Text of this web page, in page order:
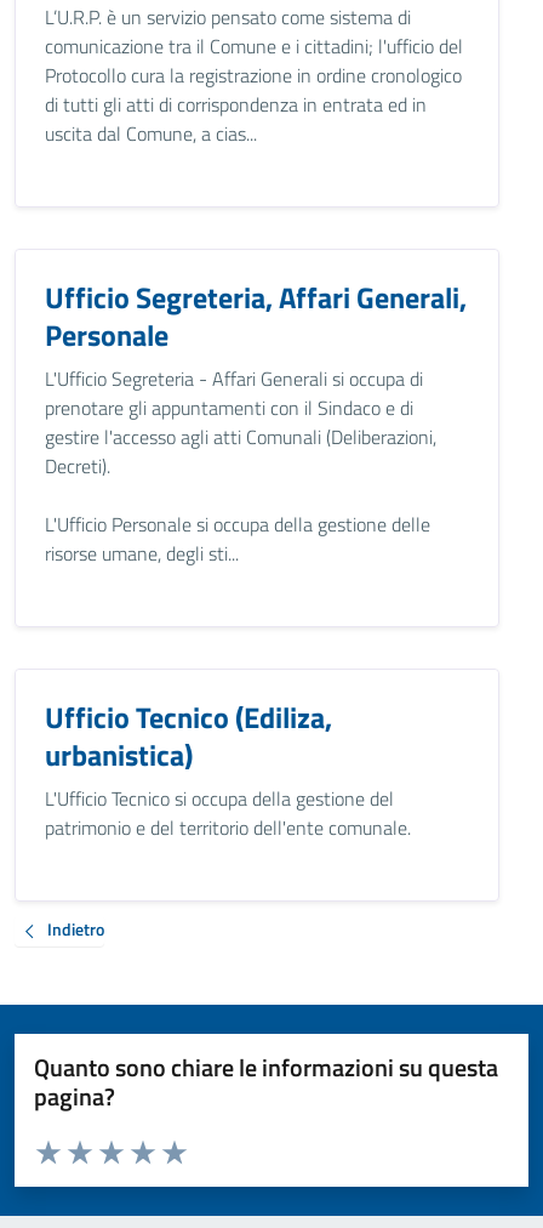
L’U.R.P. è un servizio pensato come sistema di
comunicazione tra il Comune e i cittadini; l'ufficio del
Protocollo cura la registrazione in ordine cronologico
di tutti gli atti di corrispondenza in entrata ed in
uscita dal Comune, a cias...
Ufficio Segreteria, Affari Generali,
Personale
L'Ufficio Segreteria - Affari Generali si occupa di
prenotare gli appuntamenti con il Sindaco e di
gestire l'accesso agli atti Comunali (Deliberazioni,
Decreti).
L'Ufficio Personale si occupa della gestione delle
risorse umane, degli sti...
Ufficio Tecnico (Ediliza,
urbanistica)
L'Ufficio Tecnico si occupa della gestione del
patrimonio e del territorio dell'ente comunale.
Indietro
Quanto sono chiare le informazioni su questa
pagina?
Valuta da 1 a 5 stelle la pagina
Valuta 5 stelle su 5
Valuta 4 stelle su 5
Valuta 3 stelle su 5
Valuta 2 stelle su 5
Valuta 1 stelle su 5